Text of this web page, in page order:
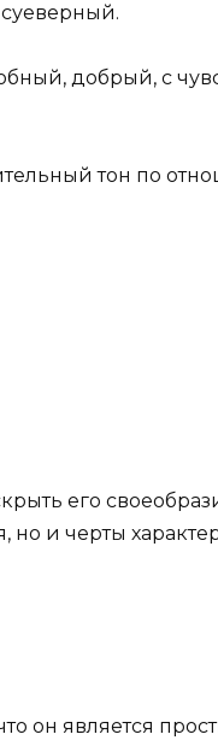
добрый, с
тон по
его
и черты
он является